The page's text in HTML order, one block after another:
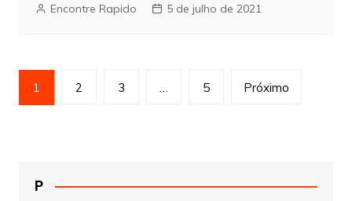
Encontre Rapido 5 de julho de 2021
Paginação
de
1 2 3 … 5 Próximo
P